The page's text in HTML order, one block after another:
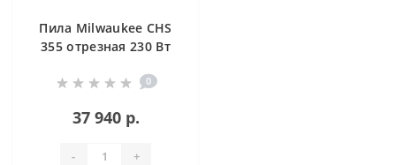
Пила Milwaukee CHS
355 отрезная 230 Вт
0
37 940 р.
- +